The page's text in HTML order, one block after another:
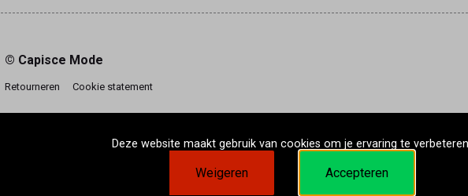
© Capisce Mode
Retourneren Cookie statement
Deze website maakt gebruik van cookies om je ervaring te
Weigeren Accepteren